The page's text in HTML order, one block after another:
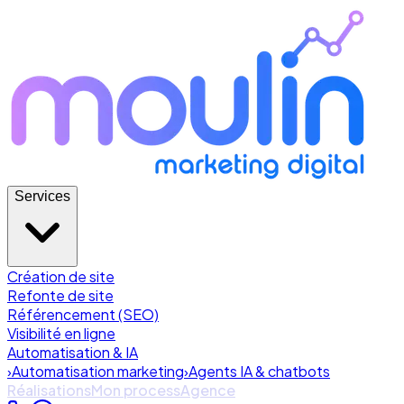
Services
Création de site
Refonte de site
Référencement (SEO)
Visibilité en ligne
Automatisation & IA
›Automatisation marketing›Agents IA & chatbots
RéalisationsMon processAgence